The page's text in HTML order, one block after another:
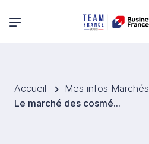
Menu principal
Accueil
Mes infos Marchés
Le marché des cosmétiques au Danemark